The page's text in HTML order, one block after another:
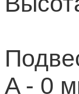
A - 0